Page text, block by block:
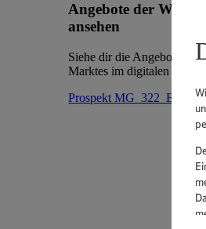
Angebote der Woche
ansehen
Siehe dir die Angebote der
Marktes im digitalen
Prospekt MG_322_ED im